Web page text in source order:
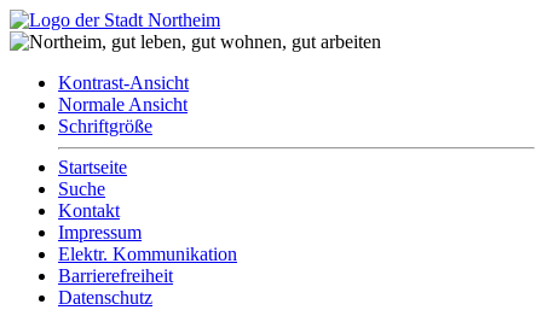
Kontrast-Ansicht
Normale Ansicht
Schriftgröße
Startseite
Suche
Kontakt
Impressum
Elektr. Kommunikation
Barrierefreiheit
Datenschutz